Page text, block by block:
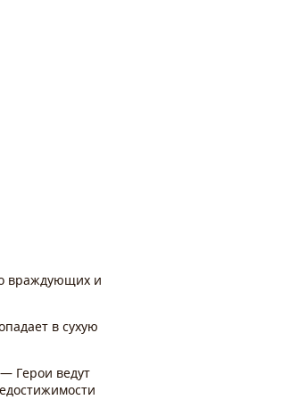
враждующих и
в сухую
Герои ведут